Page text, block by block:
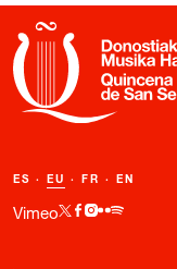
Vimeo
ES · EU · FR · EN